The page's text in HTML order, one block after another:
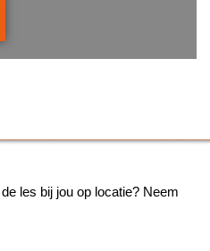
les bij jou op locatie? Neem